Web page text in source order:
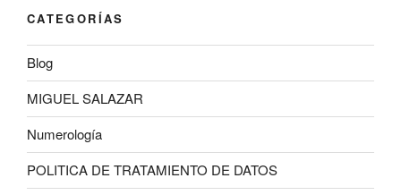
CATEGORÍAS
Blog
MIGUEL SALAZAR
Numerología
POLITICA DE TRATAMIENTO DE DATOS